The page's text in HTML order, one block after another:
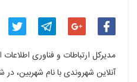
گذاری گذاری گذاری گذاری
مدیرکل ارتباطات و فناوری اطلاعات
آنلاین شهروندی با نام شهربین،